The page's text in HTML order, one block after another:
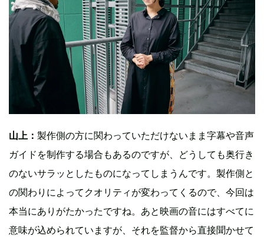
山上： 製作側の方に関わっていただけないまま字幕や音声
ガイドを制作する場合もあるのですが、どうしても奥行き
のないサラッとしたものになってしまうんです。製作側と
の関わりによってクオリティが変わってくるので、今回は
本当にありがたかったですね。あと映画の音にはすべてに
意味が込められていますが、それを監督から直接聞かせて